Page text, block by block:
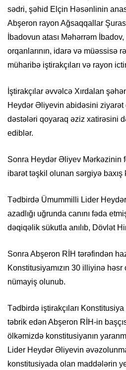
sədri, şəhid Elçin Həsənlinin
Abşeron rayon Ağsaqqallar
İbadovun atası Məhərrəm
orqanlarının, idarə və müəssisə
müharibə iştirakçıları və rayon
İştirakçılar əvvəlcə Xırdalan
Heydər Əliyevin abidəsini ziyarət
dəstələri qoyaraq əziz xatirəsini
ediblər.
Sonra Heydər Əliyev Mərkəzinin
ibarət təşkil olunan sərgiyə baxış
Tədbirdə Ümummilli Lider
azadlığı uğrunda canını fəda
dəqiqəlik sükutla anılıb, Dövlət
Sonra Abşeron RİH tərəfindən
Konstitusiyamızın 30 illiyinə
nümayiş olunub.
Tədbirdə iştirakçıları
təbrik edən Abşeron RİH-in
ölkəmizdə konstitusiyanın
Lider Heydər Əliyevin
konstitusiyada olan maddələrin